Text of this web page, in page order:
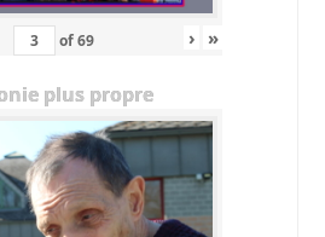
of69 › »
plus propre